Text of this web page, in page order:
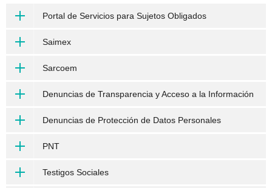
Portal de Servicios para Sujetos Obligados
Saimex
Sarcoem
Denuncias de Transparencia y Acceso a la Información
Denuncias de Protección de Datos Personales
PNT
Testigos Sociales